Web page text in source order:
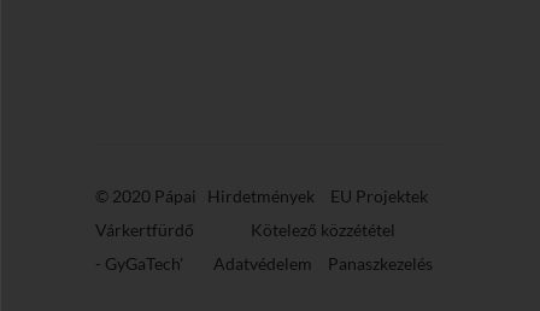
© 2020 Pápai
Várkertfürdő
- GyGaTech'
Hirdetmények
EU Projektek
Kötelező közzététel
Adatvédelem
Panaszkezelés